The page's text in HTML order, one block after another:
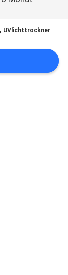
, UVlichttrockner